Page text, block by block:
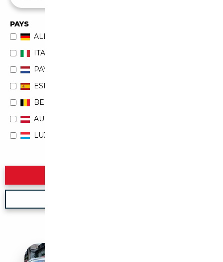
PAYS
ALLEMAGNE
ITALIE
PAYS-BAS
ESPAGNE
BELGIQUE
AUTRICHE
LUXEMBOURG